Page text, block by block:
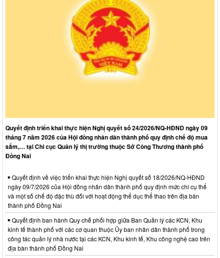
Quyết định triển khai thực hiện Nghị quyết số 24/2026/NQ-HĐND ngày 09
tháng 7 năm 2026 của Hội đồng nhân dân thành phố quy định chế độ mua
sắm,… tại Chi cục Quản lý thị trường thuộc Sở Công Thương thành phố
Đồng Nai
Quyết định về việc triển khai thực hiện Nghị quyết số 18/2026/NQ-HĐND
ngày 09/7/2026 của Hội đồng nhân dân thành phố quy định mức chi cụ thể
và một số chế độ đặc thù đối với hoạt động thể dục thể thao trên địa bàn
thành phố Đồng Nai
Quyết định ban hành Quy chế phối hợp giữa Ban Quản lý các KCN, Khu
kinh tế thành phố với các cơ quan thuộc Ủy ban nhân dân thành phố trong
công tác quản lý nhà nước tại các KCN, Khu kinh tế, Khu công nghệ cao trên
địa bàn thành phố Đồng Nai